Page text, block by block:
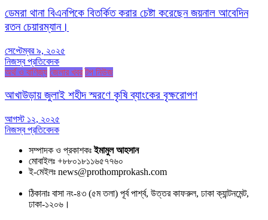
ডেমরা থানা বিএনপিকে বিতর্কিত করার চেষ্টা করেছেন জয়নাল আবেদিন
রতন চেয়ারম্যান।
সেপ্টেম্বর ৯, ২০২৫
নিজস্ব প্রতিবেদক
অর্থ ও বাণিজ্য জেলার খবর টপ নিউজ
আখাউড়ায় জুলাই শহীদ স্মরণে কৃষি ব্যাংকের বৃক্ষরোপণ
আগস্ট ১২, ২০২৫
নিজস্ব প্রতিবেদক
সম্পাদক ও প্রকাশকঃইমামুল আহসান
মোবাইলঃ +৮৮০১৮১১৬৫৭৭৬০
ই-মেইলঃ news@prothomprokash.com
ঠিকানাঃ বাসা নং-৪৩ (৫ম তলা) পূর্ব পার্শ্ব, উত্তর কাফরুল, ঢাকা ক্যান্টনমেন্ট,
ঢাকা-১২০৬।